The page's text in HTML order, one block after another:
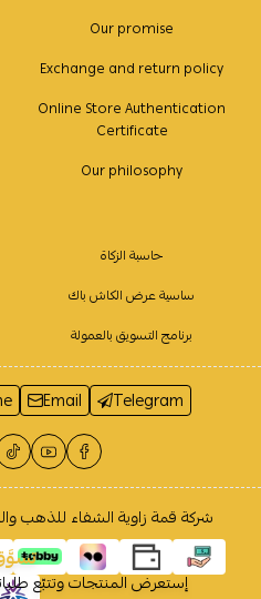
Our promise
Exchange and return policy
Online Store Authentication
Certificate
Our philosophy
حاسبة الزكاة
ساسية عرض الكاش باك
برنامج التسويق بالعمولة
Email Telegram
شركة قمة زاوية الشفاء للذهب
إستعرض المنتجات وتتبّع